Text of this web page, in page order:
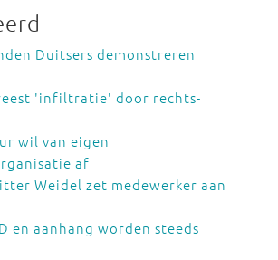
Duitsers demonstreren
'infiltratie' door rechts-
wil van eigen
af
Weidel zet medewerker aan
en aanhang worden steeds